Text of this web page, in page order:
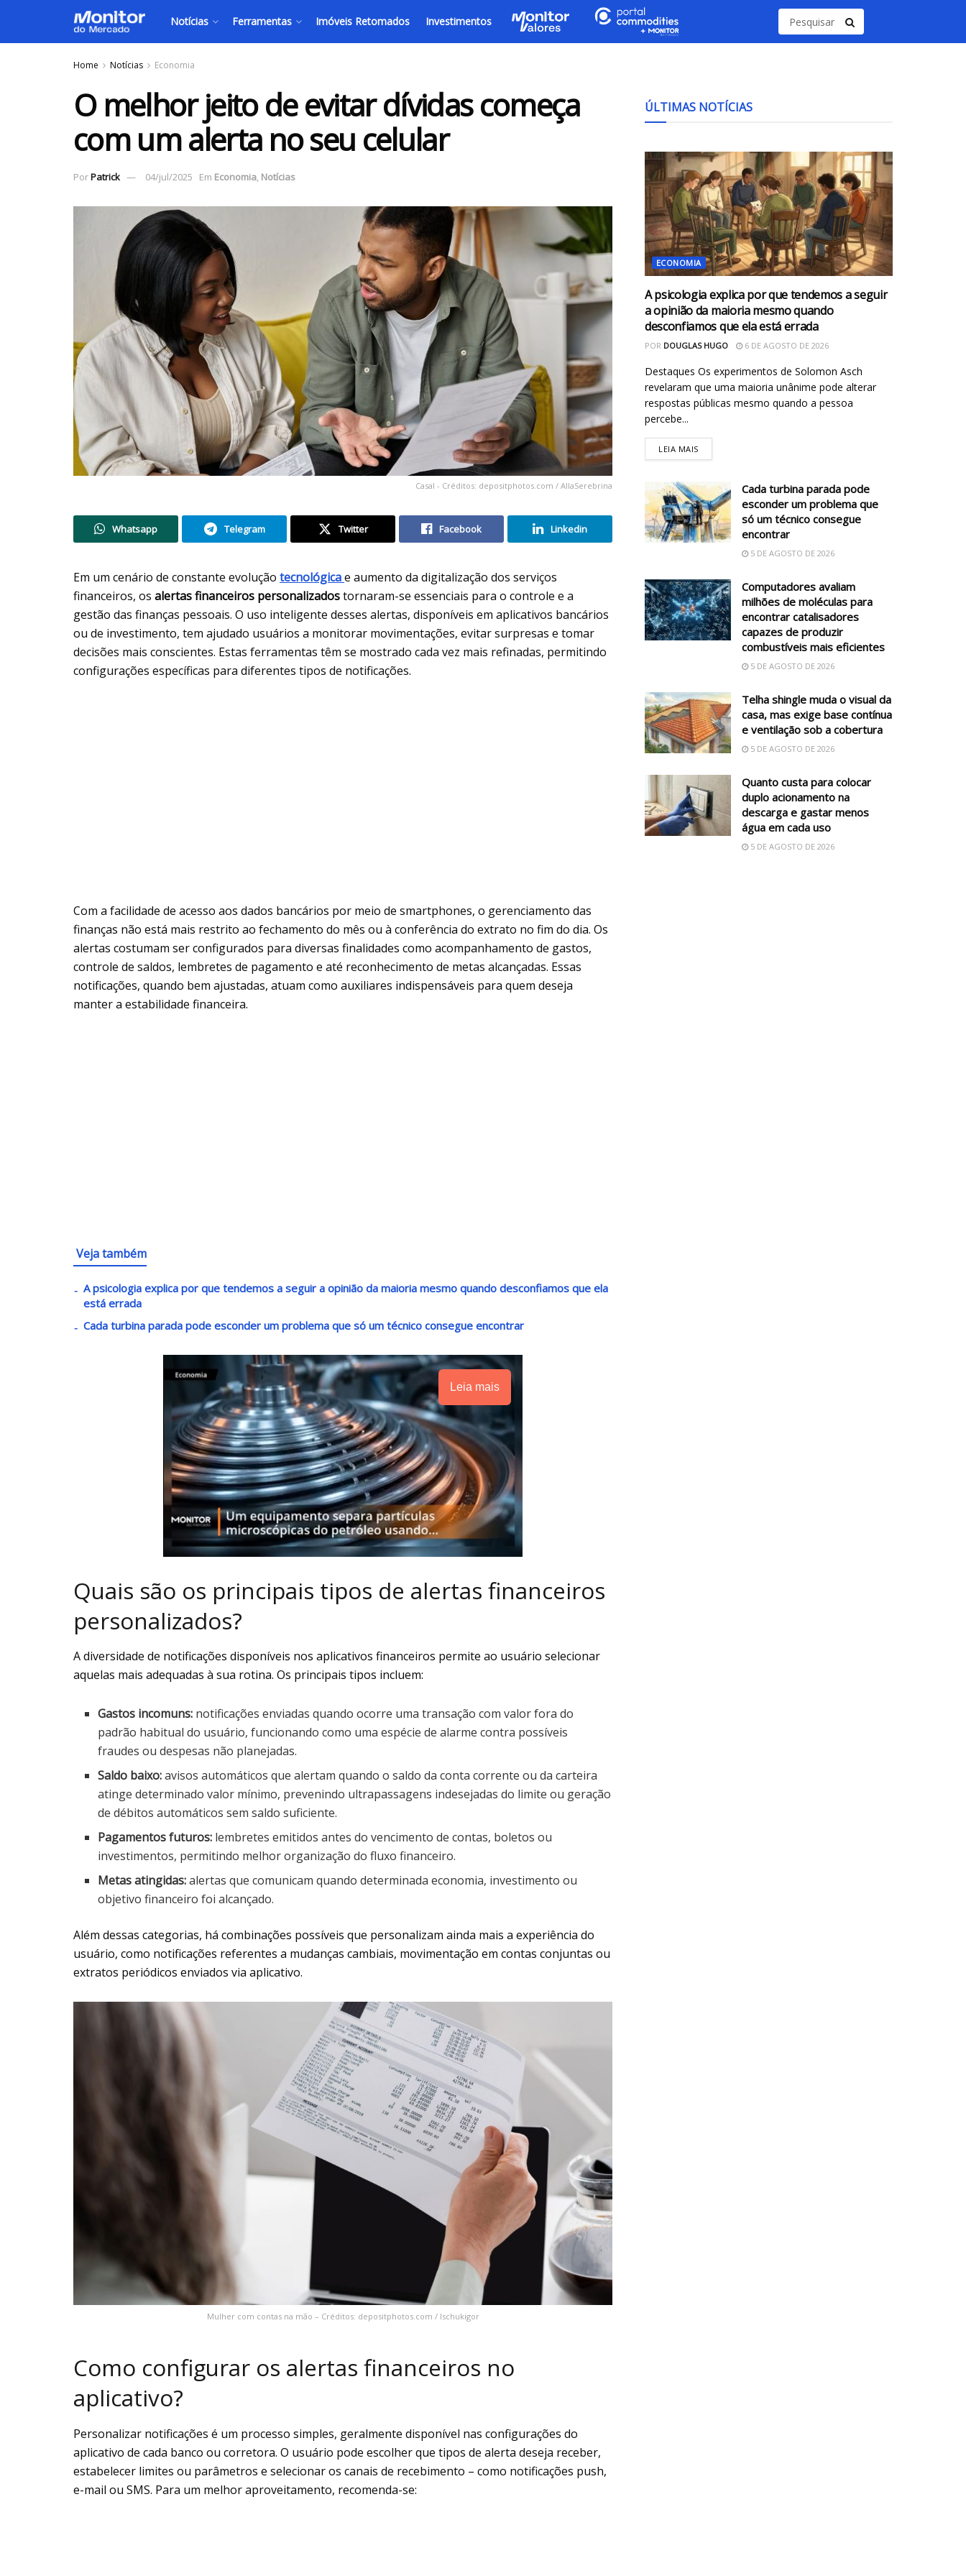
Notícias Ferramentas Imóveis Retomados Investimentos
Home Notícias Economia
O melhor jeito de evitar dívidas começa
com um alerta no seu celular
PorPatrick 04/jul/2025 Em Economia, Notícias
Casal - Créditos: depositphotos.com / AllaSerebrina
Whatsapp Telegram Twitter Facebook Linkedin
Em um cenário de constante evolução tecnológicae aumento da digitalização dos serviços
financeiros, os alertas financeiros personalizadostornaram-se essenciais para o controle e a
gestão das finanças pessoais. O uso inteligente desses alertas, disponíveis em aplicativos bancários
ou de investimento, tem ajudado usuários a monitorar movimentações, evitar surpresas e tomar
decisões mais conscientes. Estas ferramentas têm se mostrado cada vez mais refinadas, permitindo
configurações específicas para diferentes tipos de notificações.
Com a facilidade de acesso aos dados bancários por meio de smartphones, o gerenciamento das
finanças não está mais restrito ao fechamento do mês ou à conferência do extrato no fim do dia. Os
alertas costumam ser configurados para diversas finalidades como acompanhamento de gastos,
controle de saldos, lembretes de pagamento e até reconhecimento de metas alcançadas. Essas
notificações, quando bem ajustadas, atuam como auxiliares indispensáveis para quem deseja
manter a estabilidade financeira.
Veja também
A psicologia explica por que tendemos a seguir a opinião da maioria mesmo quando desconfiamos que ela
está errada
Cada turbina parada pode esconder um problema que só um técnico consegue encontrar
Leia mais
Quais são os principais tipos de alertas financeiros
personalizados?
A diversidade de notificações disponíveis nos aplicativos financeiros permite ao usuário selecionar
aquelas mais adequadas à sua rotina. Os principais tipos incluem:
Gastos incomuns: notificações enviadas quando ocorre uma transação com valor fora do
padrão habitual do usuário, funcionando como uma espécie de alarme contra possíveis
fraudes ou despesas não planejadas.
Saldo baixo:avisos automáticos que alertam quando o saldo da conta corrente ou da carteira
atinge determinado valor mínimo, prevenindo ultrapassagens indesejadas do limite ou geração
de débitos automáticos sem saldo suficiente.
Pagamentos futuros: lembretes emitidos antes do vencimento de contas, boletos ou
investimentos, permitindo melhor organização do fluxo financeiro.
Metas atingidas:alertas que comunicam quando determinada economia, investimento ou
objetivo financeiro foi alcançado.
Além dessas categorias, há combinações possíveis que personalizam ainda mais a experiência do
usuário, como notificações referentes a mudanças cambiais, movimentação em contas conjuntas ou
extratos periódicos enviados via aplicativo.
Mulher com contas na mão – Créditos: depositphotos.com / Ischukigor
Como configurar os alertas financeiros no
aplicativo?
Personalizar notificações é um processo simples, geralmente disponível nas configurações do
aplicativo de cada banco ou corretora. O usuário pode escolher que tipos de alerta deseja receber,
estabelecer limites ou parâmetros e selecionar os canais de recebimento – como notificações push,
e-mail ou SMS. Para um melhor aproveitamento, recomenda-se:
ÚLTIMAS NOTÍCIAS
ECONOMIA
A psicologia explica por que tendemos a seguir
a opinião da maioria mesmo quando
desconfiamos que ela está errada
POR DOUGLAS HUGO 6 DE AGOSTO DE 2026
Destaques Os experimentos de Solomon Asch
revelaram que uma maioria unânime pode alterar
respostas públicas mesmo quando a pessoa
percebe...
LEIA MAIS
Cada turbina parada pode
esconder um problema que
só um técnico consegue
encontrar
5 DE AGOSTO DE 2026
Computadores avaliam
milhões de moléculas para
encontrar catalisadores
capazes de produzir
combustíveis mais eficientes
5 DE AGOSTO DE 2026
Telha shingle muda o visual da
casa, mas exige base contínua
e ventilação sob a cobertura
5 DE AGOSTO DE 2026
Quanto custa para colocar
duplo acionamento na
descarga e gastar menos
água em cada uso
5 DE AGOSTO DE 2026